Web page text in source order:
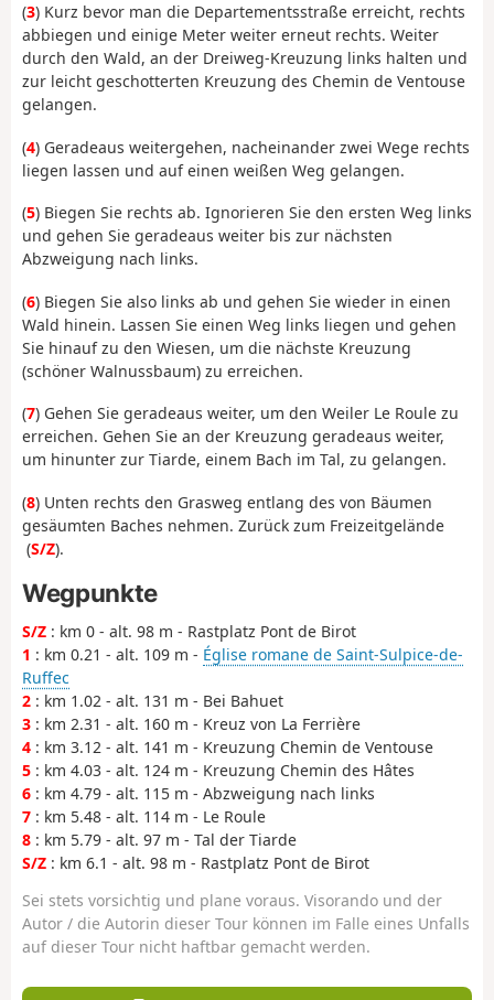
(3) Kurz bevor man die Departementsstraße erreicht, rechts
abbiegen und einige Meter weiter erneut rechts. Weiter
durch den Wald, an der Dreiweg-Kreuzung links halten und
zur leicht geschotterten Kreuzung des Chemin de Ventouse
gelangen.
(4) Geradeaus weitergehen, nacheinander zwei Wege rechts
liegen lassen und auf einen weißen Weg gelangen.
(5) Biegen Sie rechts ab. Ignorieren Sie den ersten Weg links
und gehen Sie geradeaus weiter bis zur nächsten
Abzweigung nach links.
(6) Biegen Sie also links ab und gehen Sie wieder in einen
Wald hinein. Lassen Sie einen Weg links liegen und gehen
Sie hinauf zu den Wiesen, um die nächste Kreuzung
(schöner Walnussbaum) zu erreichen.
(7) Gehen Sie geradeaus weiter, um den Weiler Le Roule zu
erreichen. Gehen Sie an der Kreuzung geradeaus weiter,
um hinunter zur Tiarde, einem Bach im Tal, zu gelangen.
(8) Unten rechts den Grasweg entlang des von Bäumen
gesäumten Baches nehmen. Zurück zum Freizeitgelände
(S/Z).
Wegpunkte
S/Z : km 0 - alt. 98 m - Rastplatz Pont de Birot
1 : km 0.21 - alt. 109 m - Église romane de Saint-Sulpice-de-
Ruffec
2 : km 1.02 - alt. 131 m - Bei Bahuet
3 : km 2.31 - alt. 160 m - Kreuz von La Ferrière
4 : km 3.12 - alt. 141 m - Kreuzung Chemin de Ventouse
5 : km 4.03 - alt. 124 m - Kreuzung Chemin des Hâtes
6 : km 4.79 - alt. 115 m - Abzweigung nach links
7 : km 5.48 - alt. 114 m - Le Roule
8 : km 5.79 - alt. 97 m - Tal der Tiarde
S/Z : km 6.1 - alt. 98 m - Rastplatz Pont de Birot
Sei stets vorsichtig und plane voraus. Visorando und der
Autor / die Autorin dieser Tour können im Falle eines Unfalls
auf dieser Tour nicht haftbar gemacht werden.